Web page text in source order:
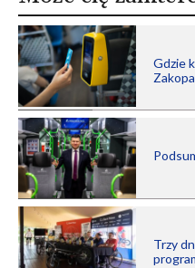
Gdzie
Trzy